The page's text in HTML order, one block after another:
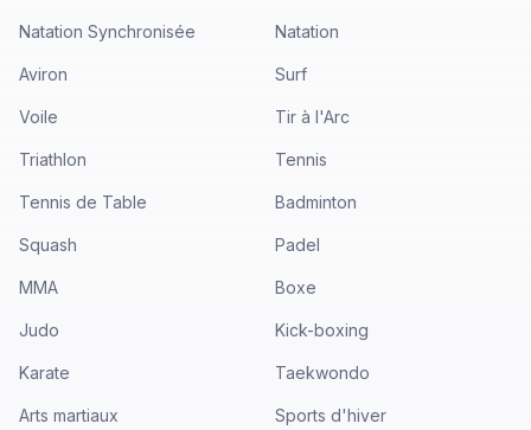
Natation Synchronisée Natation
Aviron Surf
Voile Tir à l'Arc
Triathlon Tennis
Tennis de Table Badminton
Squash Padel
MMA Boxe
Judo Kick-boxing
Karate Taekwondo
Arts martiaux Sports d'hiver